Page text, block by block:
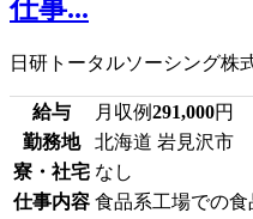
仕事...
日研トータルソーシング株
給与 月収例291,000円
勤務地
北海道 岩見沢市
寮・社宅 なし
仕事内容 食品系工場での